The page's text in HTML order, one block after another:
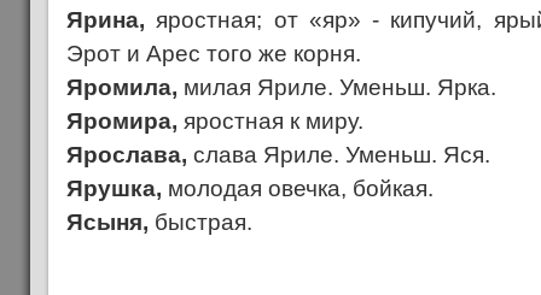
Ярина, яростная; от «яр» - кипучий,
Эрот и Арес того же корня.
Яромила, милая Яриле. Уменьш. Ярка.
Яромира, яростная к миру.
Ярослава, слава Яриле. Уменьш. Яся.
Ярушка, молодая овечка, бойкая.
Ясыня, быстрая.